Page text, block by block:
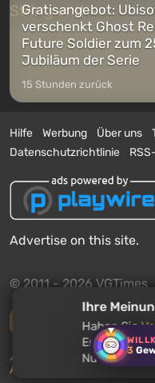
3
Gratisangebot:
verschenkt Ghost
Future Soldier zum
Jubiläum der Serie
15 Stunden zurück
Hilfe Werbung Über uns
Datenschutzrichtlinie
Advertise on this site.
© 2011 - 2026 VGTimes
Vollständige Version
Push-
Aktivieren
Ihre
Haben Sie
Empfehlen
Nutzern?